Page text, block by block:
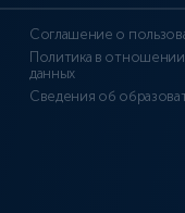
Соглашение о
Политика в
данных
Сведения об